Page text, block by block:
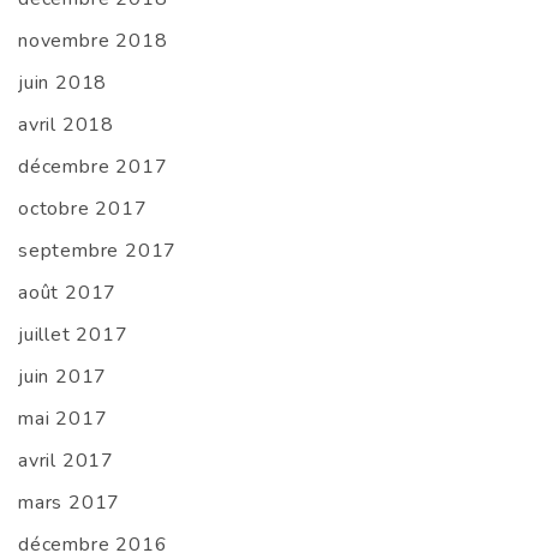
novembre 2018
juin 2018
avril 2018
décembre 2017
octobre 2017
septembre 2017
août 2017
juillet 2017
juin 2017
mai 2017
avril 2017
mars 2017
décembre 2016